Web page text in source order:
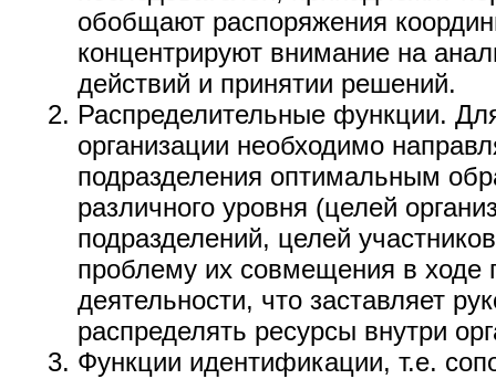
обобщают распоряжения
концентрируют внимание на
действий и принятии решений.
Распределительные функции.
организации необходимо
подразделения оптимальным
различного уровня (целей
подразделений, целей
проблему их совмещения в ходе
деятельности, что заставляет
распределять ресурсы внутри
Функции идентификации, т.е.